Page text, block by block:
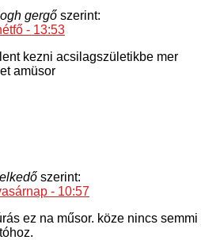
gergő szerint:
- 13:53
kezni acsilagszületikbe mer
amüsor
szerint:
- 10:57
ez na műsor. köze nincs semmi